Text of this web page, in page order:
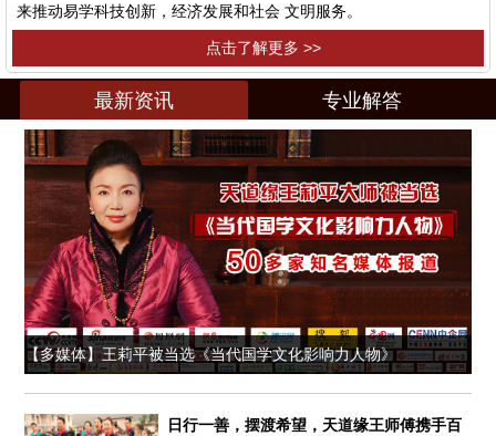
来推动易学科技创新，经济发展和社会 文明服务。
点击了解更多 >>
最新资讯 专业解答
【多媒体】王莉平被当选《当代国学文化影响力人物》
日行一善，摆渡希望，天道缘王师傅携手百